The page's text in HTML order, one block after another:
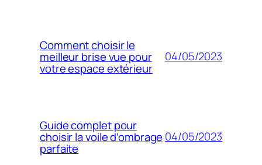
Comment choisir le
meilleur brise vue pour
votre espace extérieur
04/05/2023
Guide complet pour
choisir la voile d’ombrage
parfaite
04/05/2023